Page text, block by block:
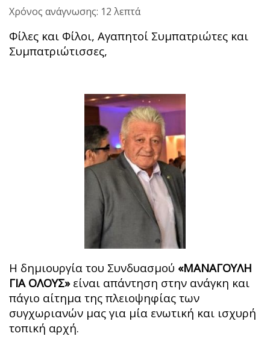
Χρόνος ανάγνωσης: 12 λεπτά
Φίλες και Φίλοι, Αγαπητοί Συμπατριώτες και
Συμπατριώτισσες,
Η δημιουργία του Συνδυασμού «ΜΑΝΑΓΟΥΛΗ
ΓΙΑ ΟΛΟΥΣ»είναι απάντηση στην ανάγκη και
πάγιο αίτημα της πλειοψηφίας των
συγχωριανών μας για μία ενωτική και ισχυρή
τοπική αρχή.